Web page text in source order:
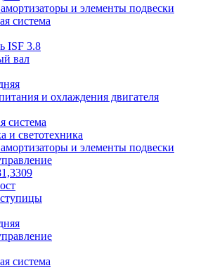
и элементы подвески
система
ISF 3.8
вал
и охлаждения двигателя
система
и светотехника
и элементы подвески
система